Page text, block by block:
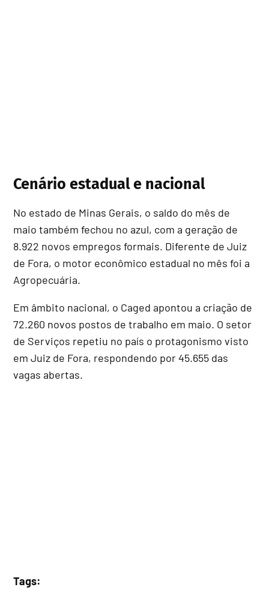
Cenário estadual e nacional
No estado de Minas Gerais, o saldo do mês de
maio também fechou no azul, com a geração de
8.922 novos empregos formais. Diferente de Juiz
de Fora, o motor econômico estadual no mês foi a
Agropecuária.
Em âmbito nacional, o Caged apontou a criação de
72.260 novos postos de trabalho em maio. O setor
de Serviços repetiu no país o protagonismo visto
em Juiz de Fora, respondendo por 45.655 das
vagas abertas.
Tags: